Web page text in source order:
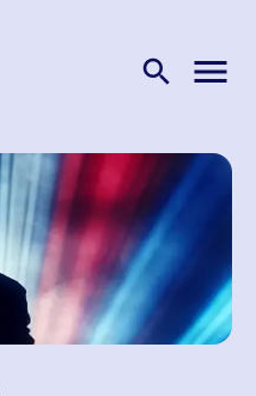
search menu